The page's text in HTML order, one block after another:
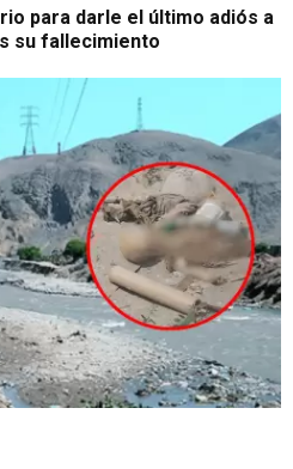
para darle el último adiós a
su fallecimiento